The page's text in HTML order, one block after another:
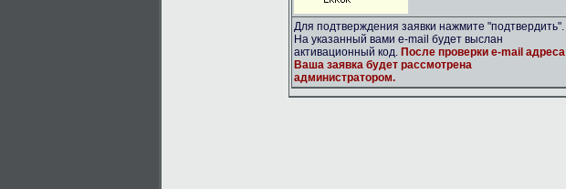
Для подтверждения заявки нажмите "подтвердить".
На указанный вами e-mail будет выслан
активационный код. После проверки e-mail адреса
Ваша заявка будет рассмотрена
администратором.